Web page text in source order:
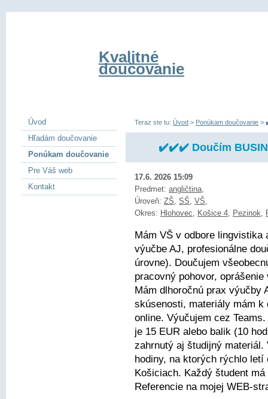
Kvalitné
doučovanie
Teraz ste tu: Úvod > Ponúkam doučovanie >
✔️✔️✔️ Doučím
17.6. 2026 15:09
Predmet: angličtina,
Úroveň: ZŠ, SŠ, VŠ,
Okres: Hlohovec, Košice 4, Pezinok,
Mám VŠ v odbore
výučbe AJ, profesionálne
úrovne). Doučujem
pracovný pohovor,
Mám dlhoročnú prax výučby
skúsenosti, materiály mám
online. Výučujem cez
je 15 EUR alebo balik (10
zahrnutý aj študijný materiál.
hodiny, na ktorých rýchlo
Košiciach. Každý študent
Referencie na mojej WEB-
Úvod
Hľadám doučovanie
Ponúkam doučovanie
Pre Váš web
Kontakt